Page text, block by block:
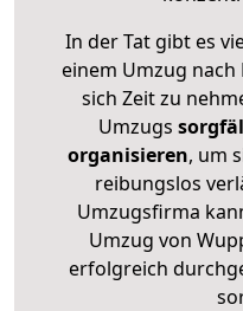
In der Tat gibt es
einem Umzug nach
sich Zeit zu
Umzugs
organisieren, um
reibungslos
Umzugsfirma
Umzug von
erfolgreich